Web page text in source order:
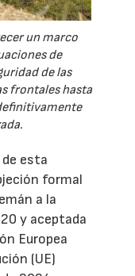
un marco
de
de las
frontales hasta
de esta
formal
a la
y aceptada
Europea
(UE)